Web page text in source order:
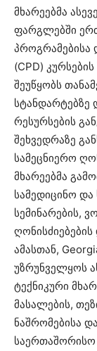
მხარეებმა
ფარგლებში
პროგრამებისა
(CPD)
შეუწყობს
რესურსების
შეხვედრაზე
სამეცნიერო
მხარეებმა
სამედიცინო და
სემინარების,
ამასთან,
უზრუნველყოს
ტექნიკური
მასალების,
ნაშრომებისა
საერთაშორისო